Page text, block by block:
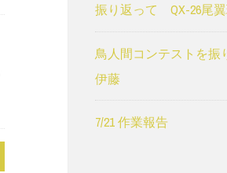
振り返って QX-26尾
鳥人間コンテストを振
伊藤
7/21 作業報告